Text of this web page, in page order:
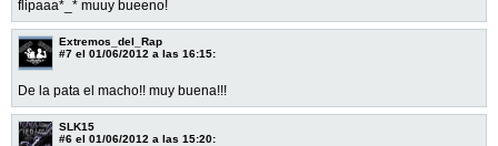
flipaaa*_* muuy bueeno!
Extremos_del_Rap
#7 el 01/06/2012 a las 16:15:
De la pata el macho!! muy buena!!!
SLK15
#6 el 01/06/2012 a las 15:20: